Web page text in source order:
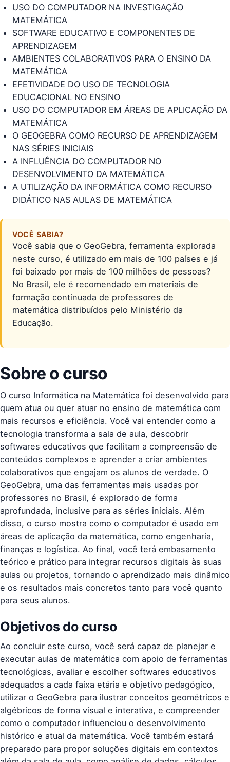
USO DO COMPUTADOR NA INVESTIGAÇÃO
MATEMÁTICA
SOFTWARE EDUCATIVO E COMPONENTES DE
APRENDIZAGEM
AMBIENTES COLABORATIVOS PARA O ENSINO DA
MATEMÁTICA
EFETIVIDADE DO USO DE TECNOLOGIA
EDUCACIONAL NO ENSINO
USO DO COMPUTADOR EM ÁREAS DE APLICAÇÃO DA
MATEMÁTICA
O GEOGEBRA COMO RECURSO DE APRENDIZAGEM
NAS SÉRIES INICIAIS
A INFLUÊNCIA DO COMPUTADOR NO
DESENVOLVIMENTO DA MATEMÁTICA
A UTILIZAÇÃO DA INFORMÁTICA COMO RECURSO
DIDÁTICO NAS AULAS DE MATEMÁTICA
VOCÊ SABIA?
Você sabia que o GeoGebra, ferramenta explorada
neste curso, é utilizado em mais de 100 países e já
foi baixado por mais de 100 milhões de pessoas?
No Brasil, ele é recomendado em materiais de
formação continuada de professores de
matemática distribuídos pelo Ministério da
Educação.
Sobre o curso
O curso Informática na Matemática foi desenvolvido para
quem atua ou quer atuar no ensino de matemática com
mais recursos e eficiência. Você vai entender como a
tecnologia transforma a sala de aula, descobrir
softwares educativos que facilitam a compreensão de
conteúdos complexos e aprender a criar ambientes
colaborativos que engajam os alunos de verdade. O
GeoGebra, uma das ferramentas mais usadas por
professores no Brasil, é explorado de forma
aprofundada, inclusive para as séries iniciais. Além
disso, o curso mostra como o computador é usado em
áreas de aplicação da matemática, como engenharia,
finanças e logística. Ao final, você terá embasamento
teórico e prático para integrar recursos digitais às suas
aulas ou projetos, tornando o aprendizado mais dinâmico
e os resultados mais concretos tanto para você quanto
para seus alunos.
Objetivos do curso
Ao concluir este curso, você será capaz de planejar e
executar aulas de matemática com apoio de ferramentas
tecnológicas, avaliar e escolher softwares educativos
adequados a cada faixa etária e objetivo pedagógico,
utilizar o GeoGebra para ilustrar conceitos geométricos e
algébricos de forma visual e interativa, e compreender
como o computador influenciou o desenvolvimento
histórico e atual da matemática. Você também estará
preparado para propor soluções digitais em contextos